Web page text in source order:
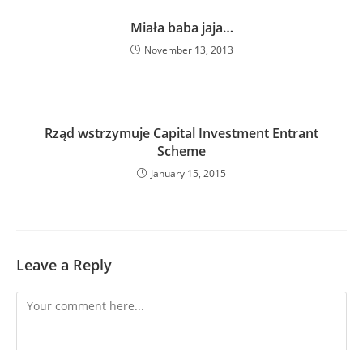
Miała baba jaja…
November 13, 2013
Rząd wstrzymuje Capital Investment Entrant
Scheme
January 15, 2015
Leave a Reply
Comment